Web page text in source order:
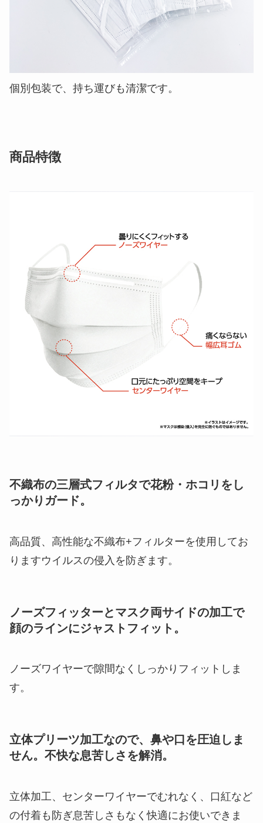
個別包装で、持ち運びも清潔です。
商品特徴
不織布の三層式フィルタで花粉・ホコリをし
っかりガード。
高品質、高性能な不織布+フィルターを使用してお
りますウイルスの侵入を防ぎます。
ノーズフィッターとマスク両サイドの加工で
顔のラインにジャストフィット。
ノーズワイヤーで隙間なくしっかりフィットしま
す。
立体プリーツ加工なので、鼻や口を圧迫しま
せん。不快な息苦しさを解消。
立体加工、センターワイヤーでむれなく、口紅など
の付着も防ぎ息苦しさもなく快適にお使いできま